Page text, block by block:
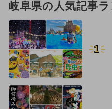
岐阜県の人気記事
1